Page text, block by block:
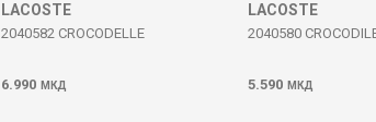
LACOSTE
2040582 CROCODELLE
6.990 МКД
LACOSTE
2040580
5.590 МКД